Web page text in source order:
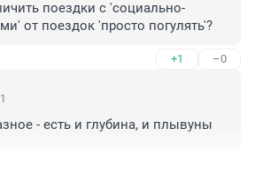
поездки с 'социально-
от поездок 'просто погулять'?
+1 –0
- есть и глубина, и плывуны